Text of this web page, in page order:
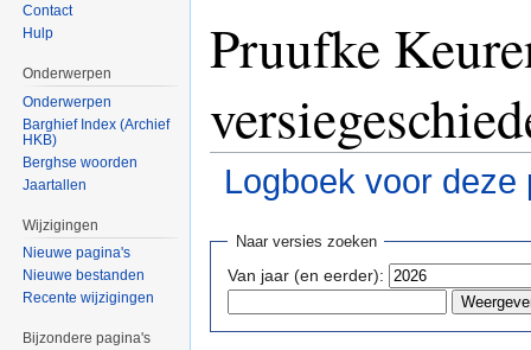
Pruufke
Logboek voor deze
Naar versies zoeken
Van jaar (en eerder):
Contact
Hulp
Onderwerpen
Onderwerpen
Barghief Index (Archief
HKB)
Berghse woorden
Jaartallen
Wijzigingen
Nieuwe pagina's
Nieuwe bestanden
Recente wijzigingen
Bijzondere pagina's